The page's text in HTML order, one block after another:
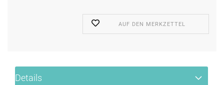
AUF DEN MERKZETTEL
Details